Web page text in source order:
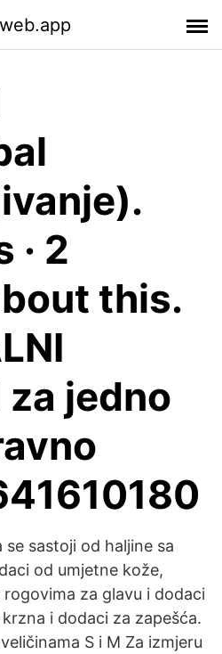
· 2
this.
za jedno
sastoji od haljine sa
od umjetne kože,
za glavu i dodaci
i dodaci za zapešća.
S i M Za izmjeru